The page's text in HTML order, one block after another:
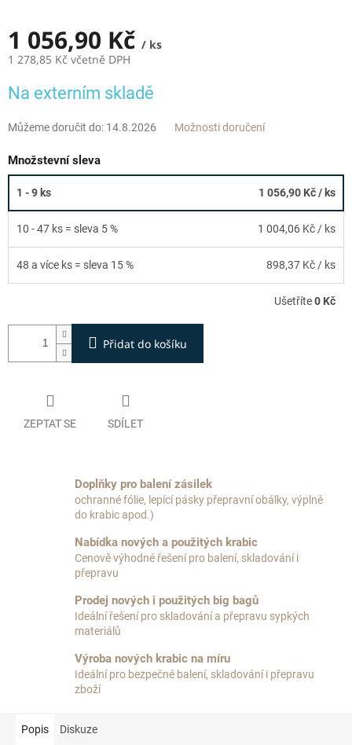
1 056,90 Kč / ks
1 278,85 Kč včetně DPH
cena:
Na externím skladě
Můžeme doručit do: 14.8.2026 Možnosti doručení
Množstevní sleva
1 - 9 ks 1 056,90 Kč/ ks
10 - 47 ks = sleva 5 % 1 004,06 Kč / ks
48 a více ks = sleva 15 % 898,37 Kč / ks
Ušetříte0 Kč
Přidat do košíku
ZEPTAT SE SDÍLET
Doplňky pro balení zásilek
ochranné fólie, lepící pásky přepravní obálky, výplně
do krabic apod.)
Nabídka nových a použitých krabic
Cenově výhodné řešení pro balení, skladování i
přepravu
Prodej nových i použitých big bagů
Ideální řešení pro skladování a přepravu sypkých
materiálů
Výroba nových krabic na míru
Ideální pro bezpečné balení, skladování i přepravu
zboží
Popis Diskuze